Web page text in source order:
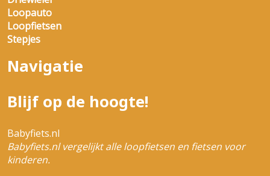
Loopauto
Loopfietsen
Stepjes
Navigatie
Blijf op de hoogte!
Babyfiets.nl
Babyfiets.nl vergelijkt alle loopfietsen en fietsen voor
kinderen.